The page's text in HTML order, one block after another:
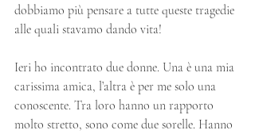
dobbiamo più pensare a tutte queste tragedie
alle quali stavamo dando vita!
Ieri ho incontrato due donne. Una è una mia
carissima amica, l’altra è per me solo una
conoscente. Tra loro hanno un rapporto
molto stretto, sono come due sorelle. Hanno